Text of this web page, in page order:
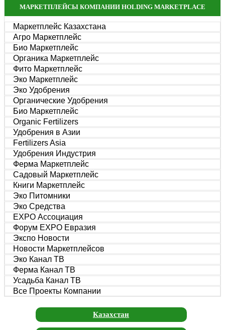
МАРКЕТПЛЕЙСЫ КОМПАНИИ HOLDING MARKETPLACE
Маркетплейс Казахстана
Агро Маркетплейс
Био Маркетплейс
Органика Маркетплейс
Фито Маркетплейс
Эко Маркетплейс
Эко Удобрения
Органические Удобрения
Био Маркетплейс
Organic Fertilizers
Удобрения в Азии
Fertilizers Asia
Удобрения Индустрия
Ферма Маркетплейс
Садовый Маркетплейс
Книги Маркетплейс
Эко Питомники
Эко Средства
EXPO Ассоциация
Форум EXPO Евразия
Экспо Новости
Новости Маркетплейсов
Эко Канал ТВ
Ферма Канал ТВ
Усадьба Канал ТВ
Все Проекты Компании
Казахстан